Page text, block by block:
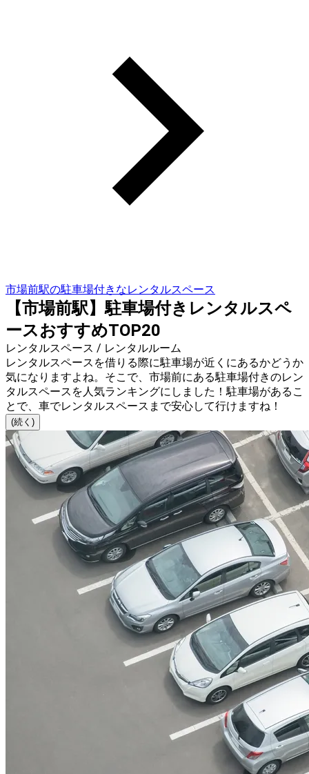
市場前駅の駐車場付きなレンタルスペース
【市場前駅】駐車場付きレンタルスペ
ースおすすめTOP20
レンタルスペース / レンタルルーム
レンタルスペースを借りる際に駐車場が近くにあるかどうか
気になりますよね。そこで、市場前にある駐車場付きのレン
タルスペースを人気ランキングにしました！駐車場があるこ
とで、車でレンタルスペースまで安心して行けますね！
(続く)